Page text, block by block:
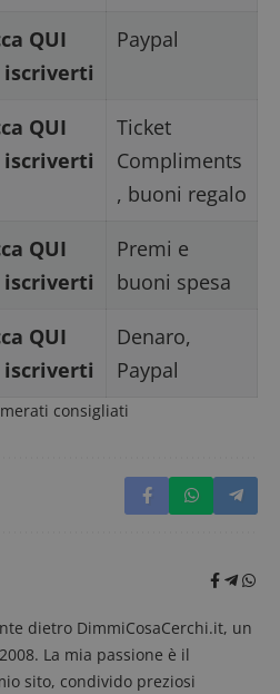
QUI
iscriverti
Paypal
QUI
iscriverti
Ticket
Compliments
, buoni regalo
QUI
iscriverti
Premi e
buoni spesa
QUI
iscriverti
Denaro,
Paypal
consigliati
dietro DimmiCosaCerchi.it, un
La mia passione è il
sito, condivido preziosi